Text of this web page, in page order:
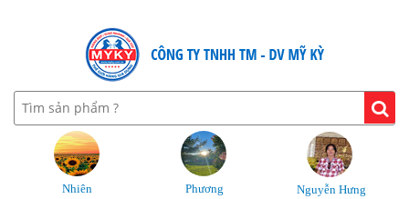
Nhiên Phương Nguyễn Hưng